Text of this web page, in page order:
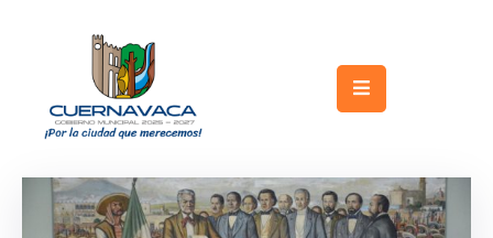
Gobierno
Turismo